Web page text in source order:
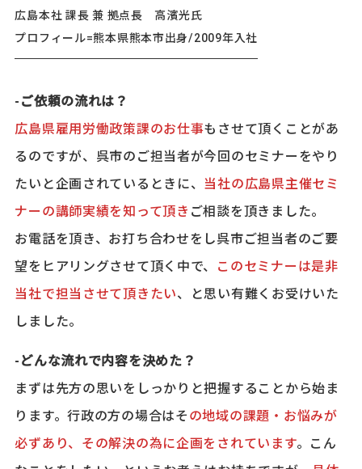
広島本社 課長 兼 拠点長 高濱光氏
プロフィール=熊本県熊本市出身/2009年入社
-ご依頼の流れは？
広島県雇用労働政策課のお仕事もさせて頂くことがあ
るのですが、呉市のご担当者が今回のセミナーをやり
たいと企画されているときに、 当社の広島県主催セミ
ナーの講師実績を知って頂き ご相談を頂きました。
お電話を頂き、お打ち合わせをし呉市ご担当者のご要
望をヒアリングさせて頂く中で、 このセミナーは是非
当社で担当させて頂きたい、と思い有難くお受けいた
しました。
-どんな流れで内容を決めた？
まずは先方の思いをしっかりと把握することから始ま
ります。行政の方の場合はそ の地域の課題・お悩みが
必ずあり、その解決の為に企画をされています。こん